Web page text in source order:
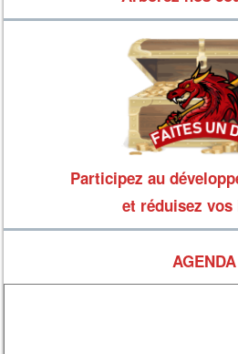
Participez au
et réduisez
AGENDA